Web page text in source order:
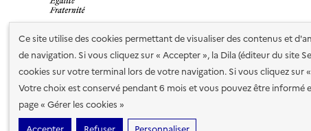
Ce site utilise des cookies permettant de visualiser des contenus et
de navigation. Si vous cliquez sur « Accepter », la Dila (éditeur du site
cookies sur votre terminal lors de votre navigation. Si vous cliquez sur
Votre choix est conservé pendant 6 mois et vous pouvez être
page « Gérer les cookies »
Nos partenaires
Plan du site Accessibilité : totalement conforme
cookies